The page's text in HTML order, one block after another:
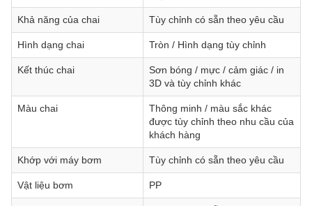
Khả năng của chai Tùy chỉnh có sẵn theo yêu cầu
Hình dạng chai Tròn / Hình dạng tùy chỉnh
Kết thúc chai
Sơn bóng / mực / cảm giác / in
3D và tùy chỉnh khác
Màu chai
Thông minh / màu sắc khác
được tùy chỉnh theo nhu cầu của
khách hàng
Khớp với máy bơm Tùy chỉnh có sẵn theo yêu cầu
Vật liệu bơm PP